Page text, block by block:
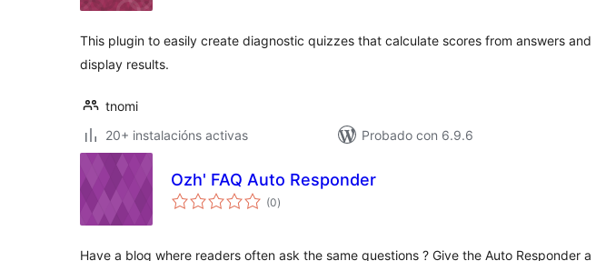
This plugin to easily create diagnostic quizzes that calculate scores from answers and
display results.
tnomi
20+ instalacións activas
Probado con 6.9.6
Ozh' FAQ Auto Responder
(0valoracións
totais
)
Have a blog where readers often ask the same questions ? Give the Auto Responder a